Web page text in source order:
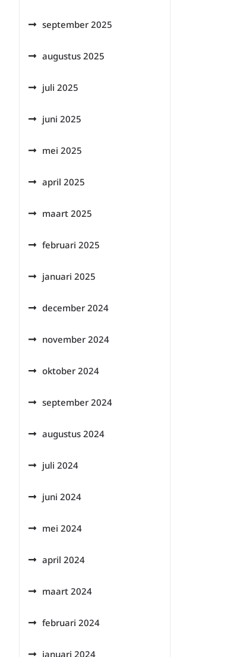
september 2025
augustus 2025
juli 2025
juni 2025
mei 2025
april 2025
maart 2025
februari 2025
januari 2025
december 2024
november 2024
oktober 2024
september 2024
augustus 2024
juli 2024
juni 2024
mei 2024
april 2024
maart 2024
februari 2024
januari 2024